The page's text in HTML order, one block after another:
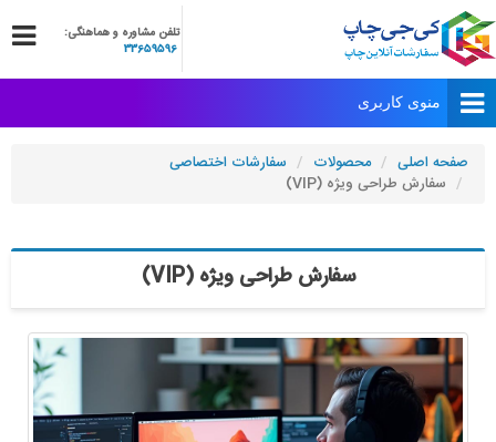
تلفن مشاوره و هماهنگی:
33659596
صفحه اصلی محصولات
سفارشات اختصاصی
سفارش طراحی ویژه (VIP)
سفارش طراحی ویژه (VIP)